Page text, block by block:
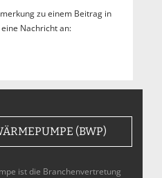
zu einem Beitrag in
Nachricht an:
(BWP)
ist die Branchenvertretung